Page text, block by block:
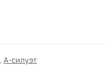
,А-силуэт